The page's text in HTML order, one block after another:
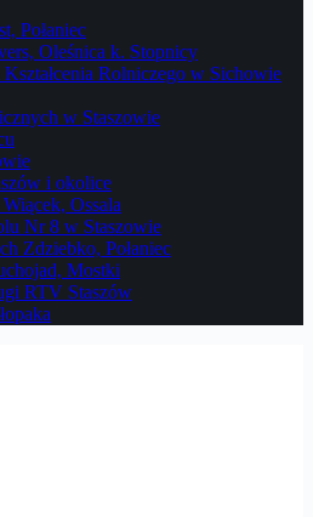
Połaniec
Oleśnica k. Stopnicy
Kształcenia Rolniczego w Sichowie
w Staszowie
i okolice
Ossala
Nr 8 w Staszowie
Zdziebko, Połaniec
Mostki
RTV Staszów